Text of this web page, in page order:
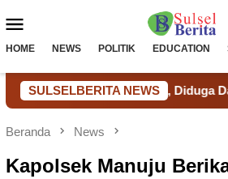
ke
Mobile
HOME NEWS POLITIK EDUCATION
SULSELBERITA NEWS
Terancam Langka, Diduga Dampak
Beranda News
Kapolsek Manuju